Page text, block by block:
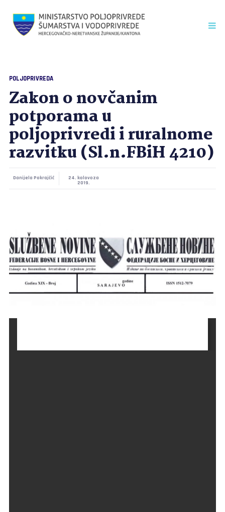
POLJOPRIVREDA
Zakon o novčanim
potporama u
poljoprivredi i ruralnome
razvitku (Sl.n.FBiH 4210)
Danijela Pokrajčić
24. kolovoza
2019.